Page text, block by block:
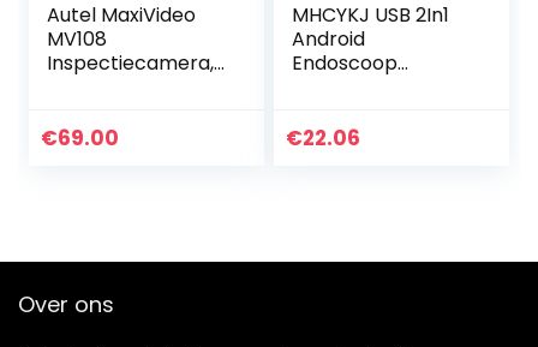
Autel MaxiVideo
MV108
Inspectiecamera,
MX808/MK808BT/
€69.00
MHCYKJ USB 2In1
Android
Endoscoop
Inspectie 5.5Mm
€22.06
Over ons